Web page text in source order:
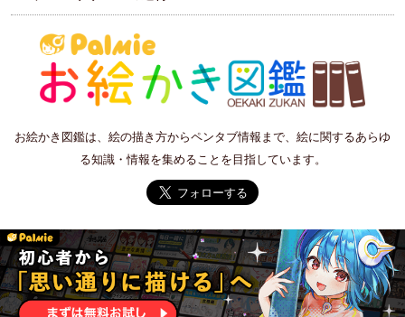
お絵かき図鑑は、絵の描き方からペンタブ情報まで、絵に関するあらゆ
る知識・情報を集めることを目指しています。